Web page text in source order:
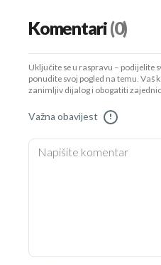
Komentari(0)
Uključite se u raspravu – podijelite
ponudite svoj pogled na temu. Vaš
zanimljiv dijalog i obogatiti
Važna obavijest !